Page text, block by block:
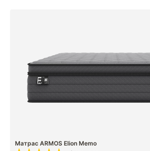
Матрас ARMOS Elion Memo